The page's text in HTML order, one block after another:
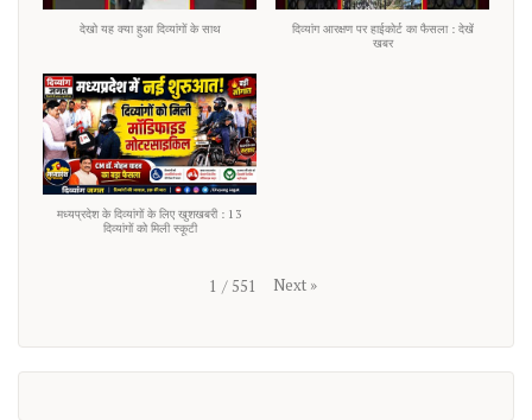
देखो यह क्या हुआ दिव्यांगों के साथ
दिव्यांग आरक्षण पर हाईकोर्ट का फैसला : देखें
खबर
मध्यप्रदेश के दिव्यांगों के लिए खुशखबरी : 13
दिव्यांगों को मिली स्कूटी
1 / 551 Next »